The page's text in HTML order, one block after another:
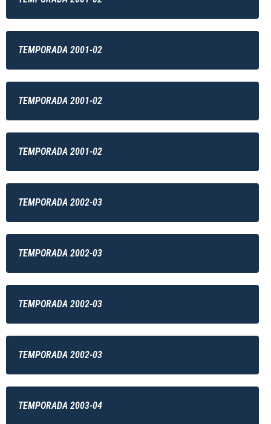
TEMPORADA 2001-02
TEMPORADA 2001-02
TEMPORADA 2001-02
TEMPORADA 2002-03
TEMPORADA 2002-03
TEMPORADA 2002-03
TEMPORADA 2002-03
TEMPORADA 2003-04